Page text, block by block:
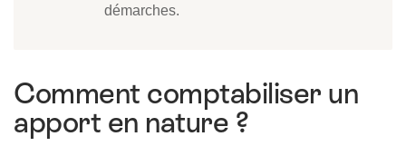
démarches.
Comment comptabiliser un
apport en nature ?